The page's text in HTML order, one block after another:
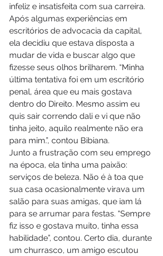
infeliz e insatisfeita com sua carreira.
Após algumas experiências em
escritórios de advocacia da capital,
ela decidiu que estava disposta a
mudar de vida e buscar algo que
fizesse seus olhos brilharem. “Minha
última tentativa foi em um escritório
penal, área que eu mais gostava
dentro do Direito. Mesmo assim eu
quis sair correndo dali e vi que não
tinha jeito, aquilo realmente não era
para mim.”, contou Bibiana.
Junto a frustração com seu emprego
na época, ela tinha uma paixão:
serviços de beleza. Não é à toa que
sua casa ocasionalmente virava um
salão para suas amigas, que iam lá
para se arrumar para festas. “Sempre
fiz isso e gostava muito, tinha essa
habilidade”, contou. Certo dia, durante
um churrasco, um amigo escutou